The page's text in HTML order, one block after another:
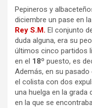
Pepineros y
diciembre un pase en la
Rey S.M. El conjunto
duda alguna, era su
últimos cinco partidos
en el 18º puesto, es
Además, en su
el colista con dos
una huelga en la grada
en la que se